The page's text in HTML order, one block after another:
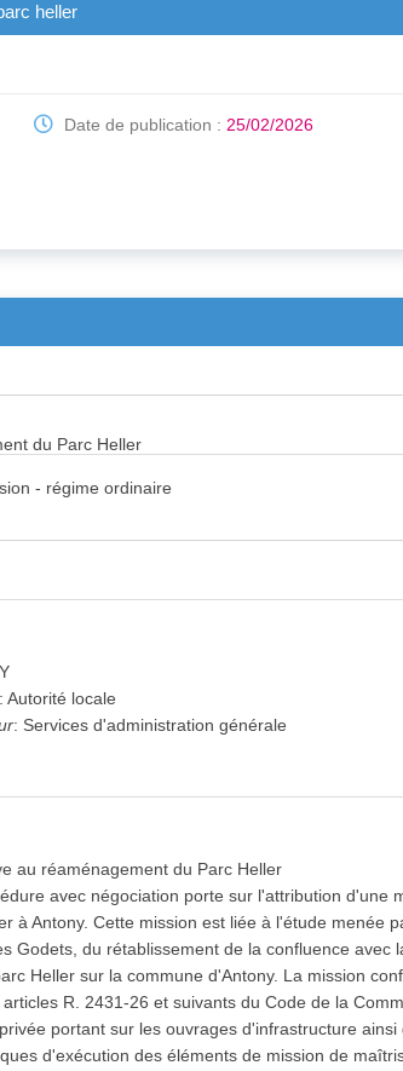
heller
Date de publication :25/02/2026
du Parc Heller
- régime ordinaire
:Autorité locale
: Services d'administration générale
au réaménagement du Parc Heller
avec négociation porte sur l'attribution d'une
à Antony. Cette mission est liée à l'étude menée
Godets, du rétablissement de la confluence avec
Heller sur la commune d'Antony. La mission
R. 2431-26 et suivants du Code de la
portant sur les ouvrages d'infrastructure
d'exécution des éléments de mission de